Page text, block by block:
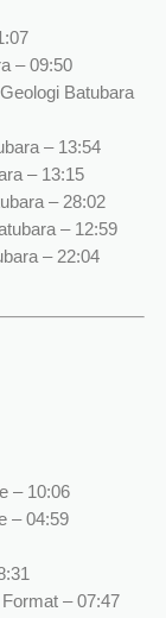
– 09:50
Batubara
– 13:54
– 13:15
– 28:02
– 12:59
– 22:04
– 10:06
– 04:59
– 07:47